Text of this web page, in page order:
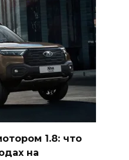
1.8: что
на